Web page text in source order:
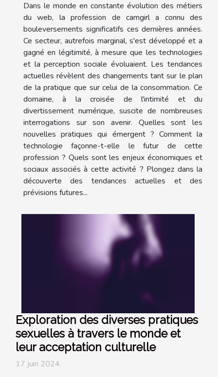
Dans le monde en constante évolution des métiers
du web, la profession de camgirl a connu des
bouleversements significatifs ces dernières années.
Ce secteur, autrefois marginal, s'est développé et a
gagné en légitimité, à mesure que les technologies
et la perception sociale évoluaient. Les tendances
actuelles révèlent des changements tant sur le plan
de la pratique que sur celui de la consommation. Ce
domaine, à la croisée de l'intimité et du
divertissement numérique, suscite de nombreuses
interrogations sur son avenir. Quelles sont les
nouvelles pratiques qui émergent ? Comment la
technologie façonne-t-elle le futur de cette
profession ? Quels sont les enjeux économiques et
sociaux associés à cette activité ? Plongez dans la
découverte des tendances actuelles et des
prévisions futures...
Exploration des diverses pratiques
sexuelles à travers le monde et
leur acceptation culturelle
17 juin 2024